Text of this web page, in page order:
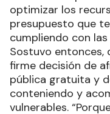
optimizar los
presupuesto que
cumpliendo con
Sostuvo entonces,
firme decisión de
pública gratuita y
conteniendo y
vulnerables.